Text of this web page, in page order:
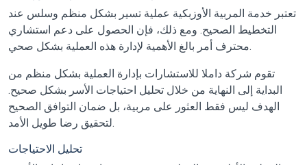
تعتبر خدمة المربية الأوزبكية عملية تسير بشكل منظم وسلس عند
التخطيط الصحيح. ومع ذلك، فإن الحصول على دعم استشاري
محترف أمر بالغ الأهمية لإدارة هذه العملية بشكل صحي.
تقوم شركة داملا للاستشارات بإدارة العملية بشكل منظم من
البداية إلى النهاية من خلال تحليل احتياجات الأسر بشكل صحيح.
الهدف ليس فقط العثور على مربية، بل ضمان التوافق الصحيح
لتحقيق رضا طويل الأمد.
تحليل الاحتياجات